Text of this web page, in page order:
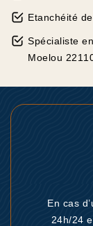
Etanchéité
Spécialiste
Moelou
En cas
24h/24